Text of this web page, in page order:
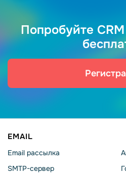
Попробуйте
EMAIL
Email рассылка
SMTP-сервер